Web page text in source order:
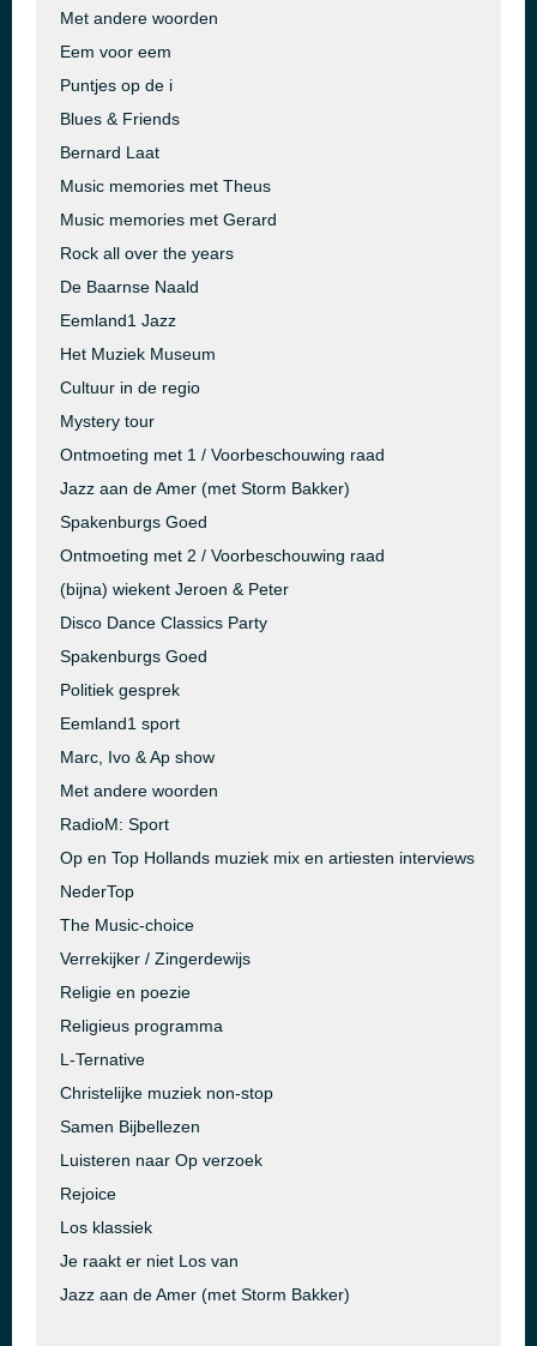
Met andere woorden
Eem voor eem
Puntjes op de i
Blues & Friends
Bernard Laat
Music memories met Theus
Music memories met Gerard
Rock all over the years
De Baarnse Naald
Eemland1 Jazz
Het Muziek Museum
Cultuur in de regio
Mystery tour
Ontmoeting met 1 / Voorbeschouwing raad
Jazz aan de Amer (met Storm Bakker)
Spakenburgs Goed
Ontmoeting met 2 / Voorbeschouwing raad
(bijna) wiekent Jeroen & Peter
Disco Dance Classics Party
Spakenburgs Goed
Politiek gesprek
Eemland1 sport
Marc, Ivo & Ap show
Met andere woorden
RadioM: Sport
Op en Top Hollands muziek mix en artiesten interviews
NederTop
The Music-choice
Verrekijker / Zingerdewijs
Religie en poezie
Religieus programma
L-Ternative
Christelijke muziek non-stop
Samen Bijbellezen
Luisteren naar Op verzoek
Rejoice
Los klassiek
Je raakt er niet Los van
Jazz aan de Amer (met Storm Bakker)